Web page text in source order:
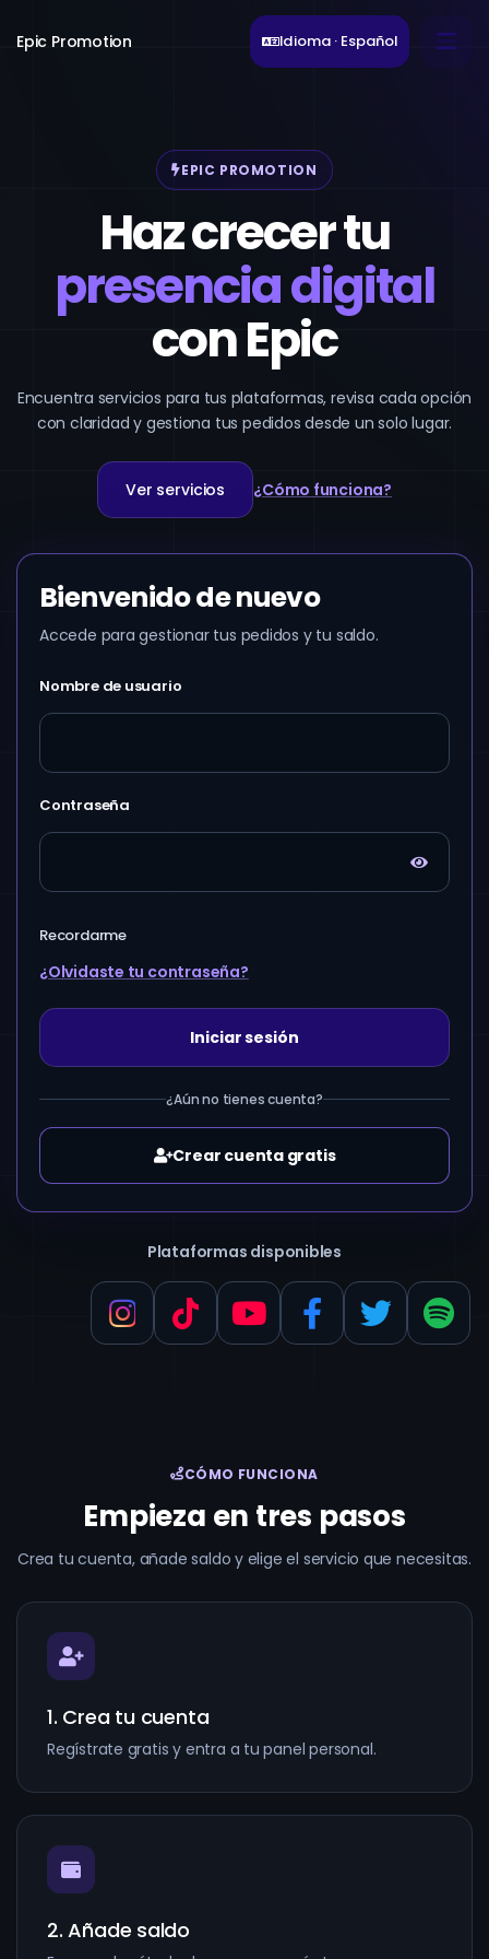
Epic Promotion Idioma · Español
EPIC PROMOTION
Haz crecer tu
presencia digital
con Epic
Encuentra servicios para tus plataformas, revisa cada opción
con claridad y gestiona tus pedidos desde un solo lugar.
Ver servicios ¿Cómo funciona?
Bienvenido de nuevo
Accede para gestionar tus pedidos y tu saldo.
Nombre de usuario
Contraseña
Recordarme
¿Olvidaste tu contraseña?
Iniciar sesión
¿Aún no tienes cuenta?
Crear cuenta gratis
Plataformas disponibles
CÓMO FUNCIONA
Empieza en tres pasos
Crea tu cuenta, añade saldo y elige el servicio que necesitas.
1. Crea tu cuenta
Regístrate gratis y entra a tu panel personal.
2. Añade saldo